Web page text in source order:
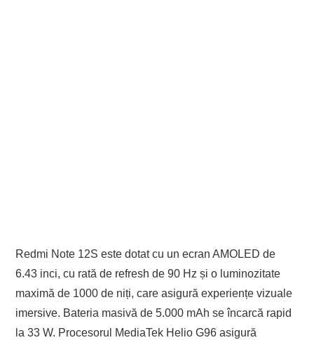
Redmi Note 12S este dotat cu un ecran AMOLED de
6.43 inci, cu rată de refresh de 90 Hz și o luminozitate
maximă de 1000 de niți, care asigură experiențe vizuale
imersive. Bateria masivă de 5.000 mAh se încarcă rapid
la 33 W. Procesorul MediaTek Helio G96 asigură